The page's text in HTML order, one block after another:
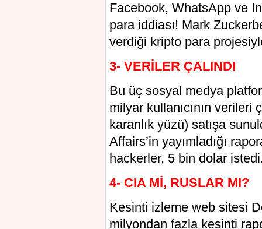
Facebook, WhatsApp ve
para iddiası! Mark
verdiği kripto para
3- VERİLER ÇALINDI
Bu üç sosyal medya
milyar kullanıcının verileri
karanlık yüzü) satışa
Affairs’in yayımladığı
hackerler, 5 bin dolar
4- CIA Mİ, RUSLAR MI?
Kesinti izleme web sitesi
milyondan fazla kesinti